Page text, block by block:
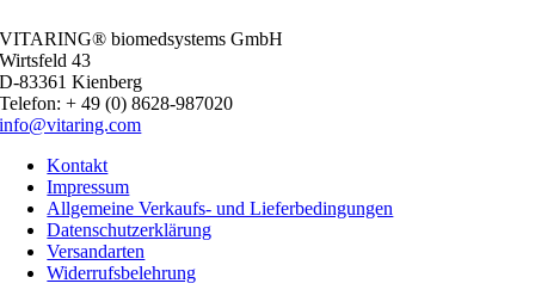
VITARING® biomedsystems GmbH
Wirtsfeld 43
D-83361 Kienberg
Telefon: + 49 (0) 8628-987020
info@vitaring.com
Kontakt
Impressum
Allgemeine Verkaufs- und Lieferbedingungen
Datenschutzerklärung
Versandarten
Widerrufsbelehrung